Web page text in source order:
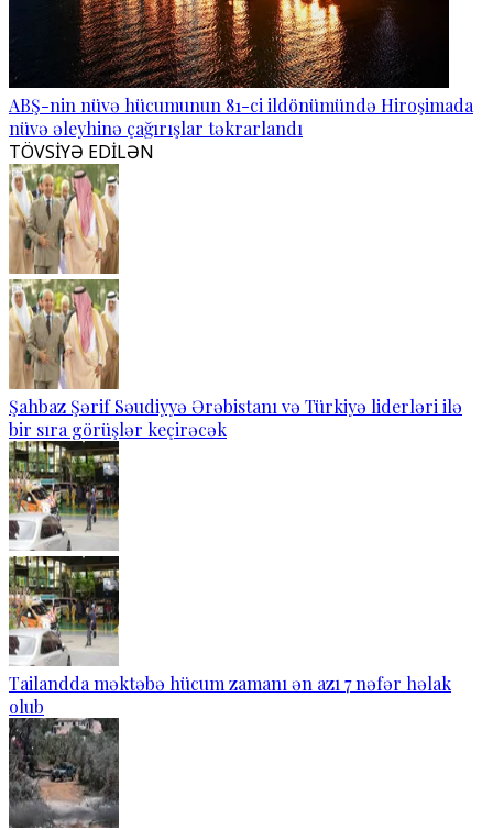
ABŞ-nin nüvə hücumunun 81-ci ildönümündə Hiroşimada
nüvə əleyhinə çağırışlar təkrarlandı
TÖVSİYƏ EDİLƏN
Şahbaz Şərif Səudiyyə Ərəbistanı və Türkiyə liderləri ilə
bir sıra görüşlər keçirəcək
Tailandda məktəbə hücum zamanı ən azı 7 nəfər həlak
olub